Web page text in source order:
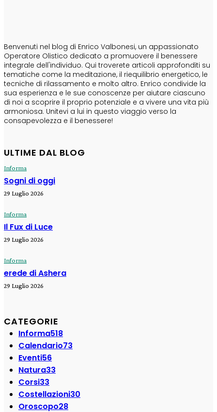
Benvenuti nel blog di Enrico Valbonesi, un appassionato
Operatore Olistico dedicato a promuovere il benessere
integrale dell'individuo. Qui troverete articoli approfonditi su
tematiche come la meditazione, il riequilibrio energetico, le
tecniche di rilassamento e molto altro. Enrico condivide la
sua esperienza e le sue conoscenze per aiutare ciascuno
di noi a scoprire il proprio potenziale e a vivere una vita più
armoniosa. Unitevi a lui in questo viaggio verso la
consapevolezza e il benessere!
ULTIME DAL BLOG
Informa
Sogni di oggi
29 Luglio 2026
Informa
Il Fux di Luce
29 Luglio 2026
Informa
erede di Ashera
29 Luglio 2026
CATEGORIE
Informa518
Calendario73
Eventi56
Natura33
Corsi33
Costellazioni30
Oroscopo28